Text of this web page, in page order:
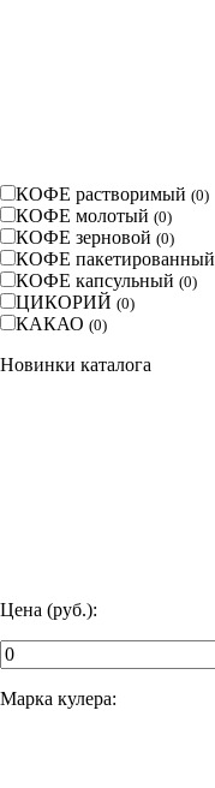
КОФЕ растворимый (0)
КОФЕ молотый (0)
КОФЕ зерновой (0)
КОФЕ пакетированный
КОФЕ капсульный (0)
ЦИКОРИЙ (0)
КАКАО (0)
Новинки каталога
Цена (руб.):
Марка кулера: